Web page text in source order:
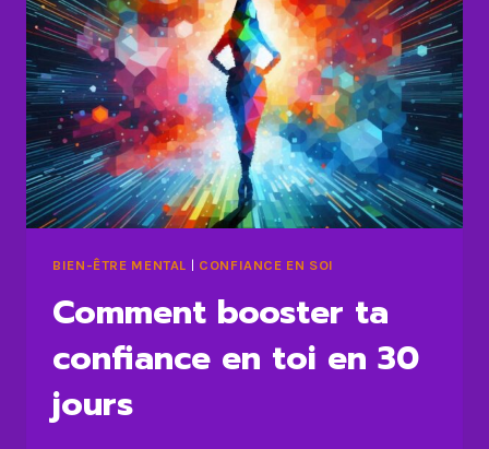
BIEN-ÊTRE MENTAL | CONFIANCE EN SOI
Comment booster ta
confiance en toi en 30
jours